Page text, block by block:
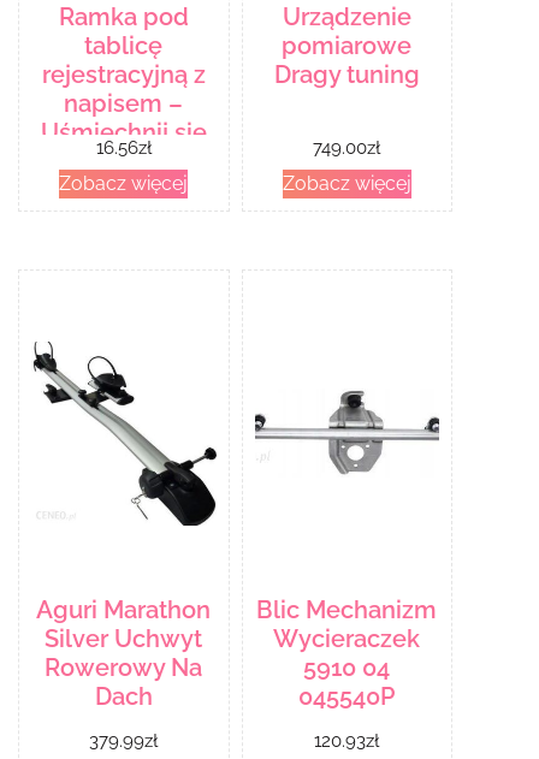
Ramka pod
tablicę
rejestracyjną z
napisem –
Uśmiechnij się
16.56zł
Zobacz więcej
Urządzenie
pomiarowe
Dragy tuning
749.00zł
Zobacz więcej
Aguri Marathon
Silver Uchwyt
Rowerowy Na
Dach
379.99zł
Blic Mechanizm
Wycieraczek
5910 04
045540P
120.93zł